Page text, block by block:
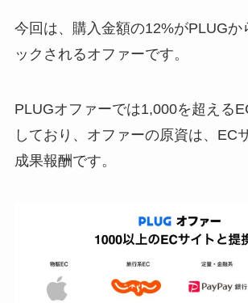
今回は、購入金額の12%がPLUGか
ックされるオファーです。
PLUGオファーでは1,000を超える
しており、オファーの原資は、EC
成果報酬です。